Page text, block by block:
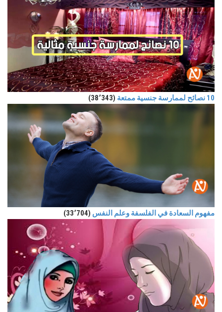
10 نصائح لممارسة جنسية ممتعة (38٬343)
مفهوم السعادة في الفلسفة وعلم النفس (33٬704)